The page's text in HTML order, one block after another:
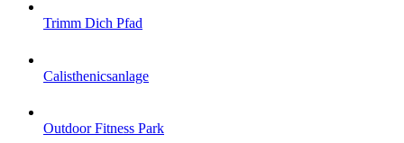
Trimm Dich Pfad
Calisthenicsanlage
Outdoor Fitness Park